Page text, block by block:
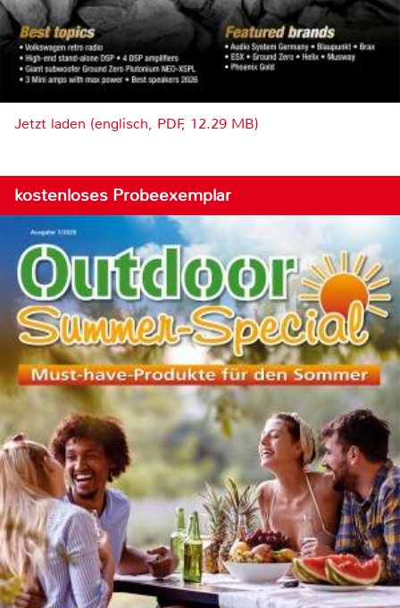
Jetzt laden (englisch, PDF, 12.29 MB)
kostenloses Probeexemplar